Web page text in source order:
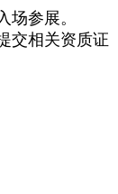
参展。
交相关资质证